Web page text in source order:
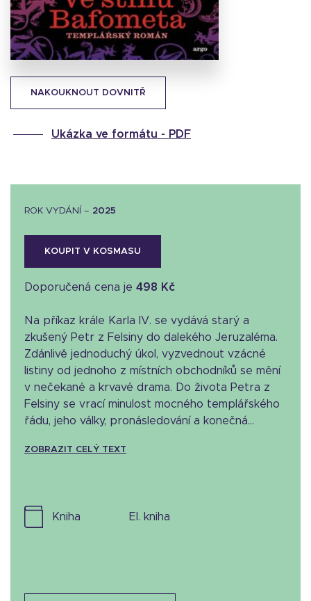
NAKOUKNOUT DOVNITŘ
Ukázka ve formátu - PDF
ROK VYDÁNÍ – 2025
KOUPIT V KOSMASU
Doporučená cena je 498 Kč
Na příkaz krále Karla IV. se vydává starý a
zkušený Petr z Felsiny do dalekého Jeruzaléma.
Zdánlivě jednoduchý úkol, vyzvednout vzácné
listiny od jednoho z místních obchodníků se mění
v nečekané a krvavé drama. Do života Petra z
Felsiny se vrací minulost mocného templářského
řádu, jeho války, pronásledování a konečná...
ZOBRAZIT CELÝ TEXT
kniha el. kniha